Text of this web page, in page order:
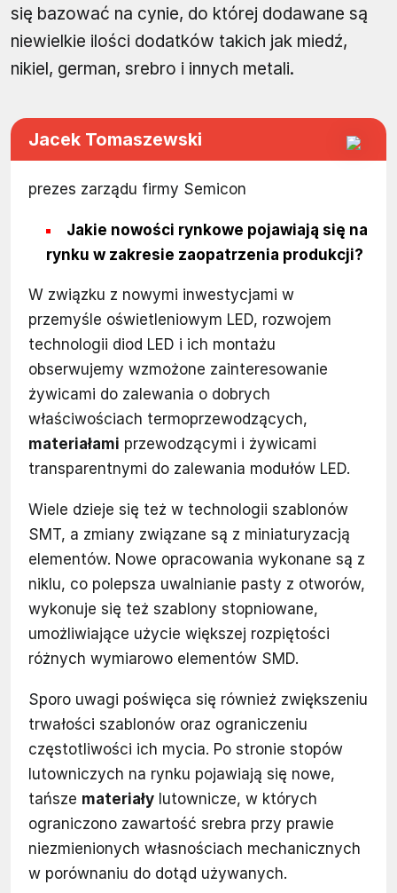
się bazować na cynie, do której dodawane są
niewielkie ilości dodatków takich jak miedź,
nikiel, german, srebro i innych metali.
Jacek Tomaszewski
prezes zarządu firmy Semicon
Jakie nowości rynkowe pojawiają się na
rynku w zakresie zaopatrzenia produkcji?
W związku z nowymi inwestycjami w
przemyśle oświetleniowym LED, rozwojem
technologii diod LED i ich montażu
obserwujemy wzmożone zainteresowanie
żywicami do zalewania o dobrych
właściwościach termoprzewodzących,
materiałami przewodzącymi i żywicami
transparentnymi do zalewania modułów LED.
Wiele dzieje się też w technologii szablonów
SMT, a zmiany związane są z miniaturyzacją
elementów. Nowe opracowania wykonane są z
niklu, co polepsza uwalnianie pasty z otworów,
wykonuje się też szablony stopniowane,
umożliwiające użycie większej rozpiętości
różnych wymiarowo elementów SMD.
Sporo uwagi poświęca się również zwiększeniu
trwałości szablonów oraz ograniczeniu
częstotliwości ich mycia. Po stronie stopów
lutowniczych na rynku pojawiają się nowe,
tańsze materiałylutownicze, w których
ograniczono zawartość srebra przy prawie
niezmienionych własnościach mechanicznych
w porównaniu do dotąd używanych.